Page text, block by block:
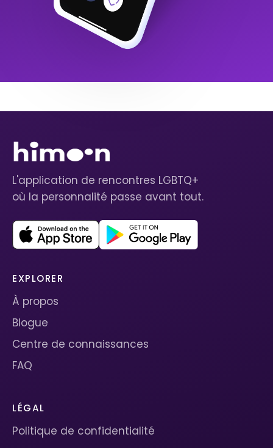
L'application de rencontres LGBTQ+
où la personnalité passe avant tout.
EXPLORER
À propos
Blogue
Centre de connaissances
FAQ
LÉGAL
Politique de confidentialité